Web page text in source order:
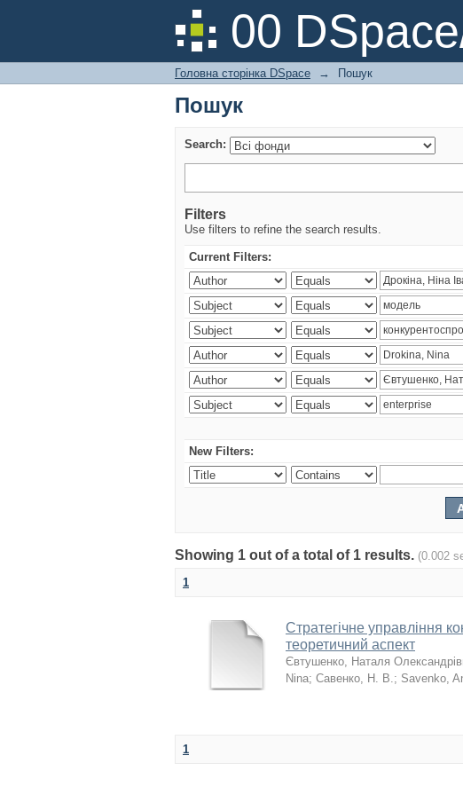
00
Пошук
Головна сторінка DSpace → Пошук
Пошук
Search:
Filters
Use filters to refine the search results.
Current Filters:
New Filters:
Showing 1 out of a total of 1 results. (0.002
1
Стратегічне управління
теоретичний аспект
Євтушенко, Наталя
Nina; Савенко, Н. В.; Savenko,
1